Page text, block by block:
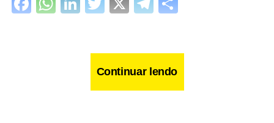
Continuar lendo